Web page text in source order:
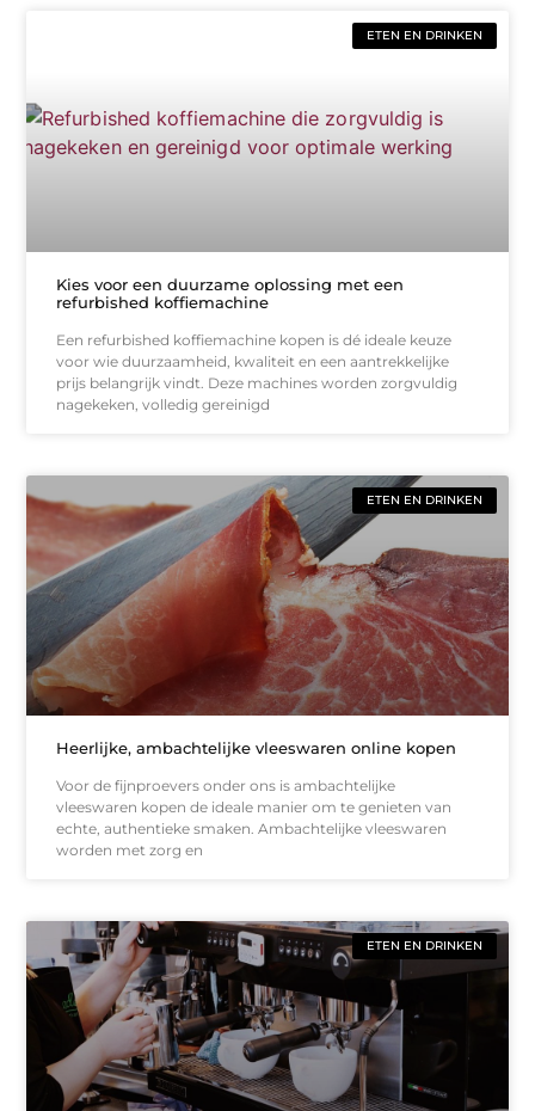
ETEN EN DRINKEN
Kies voor een duurzame oplossing met een
refurbished koffiemachine
Een refurbished koffiemachine kopen is dé ideale keuze
voor wie duurzaamheid, kwaliteit en een aantrekkelijke
prijs belangrijk vindt. Deze machines worden zorgvuldig
nagekeken, volledig gereinigd
ETEN EN DRINKEN
Heerlijke, ambachtelijke vleeswaren online kopen
Voor de fijnproevers onder ons is ambachtelijke
vleeswaren kopen de ideale manier om te genieten van
echte, authentieke smaken. Ambachtelijke vleeswaren
worden met zorg en
ETEN EN DRINKEN